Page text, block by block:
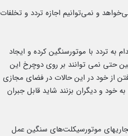
و نمی‌توانیم اجازه تردد و تخلفات
تردد با موتورسنگین کرده و ایجاد
حتی نمی توانند بر روی دوچرخ این
از خود در این حالات در فضای مجازی
و دیگران بزنند شاید قابل جبران
موتورسیکلت‌های سنگین عمل